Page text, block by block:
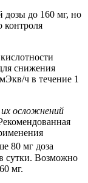
дозы до 160 мг, но
контроля
снижения
ч в течение 1
осложнений
80 мг доза
сутки. Возможно
мг.